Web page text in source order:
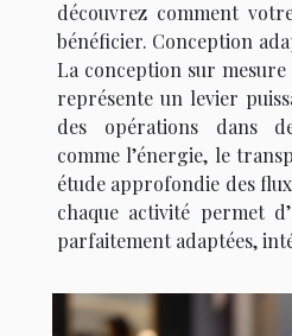
découvrez comment
bénéficier. Conception
La conception sur
représente un levier
des opérations dans
comme l’énergie, le
étude approfondie des
chaque activité permet
parfaitement adaptées,